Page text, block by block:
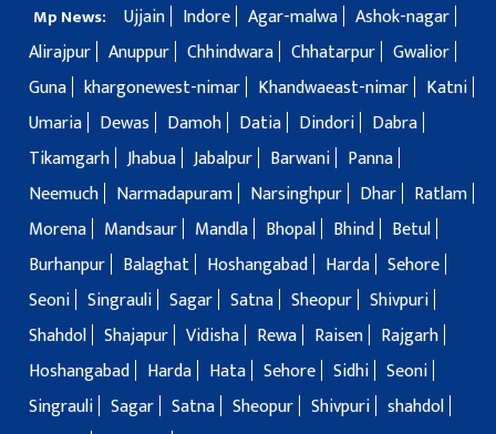
Mp News: Ujjain Indore Agar-malwa Ashok-nagar
Alirajpur Anuppur Chhindwara Chhatarpur Gwalior
Guna khargonewest-nimar Khandwaeast-nimar
Katni
Umaria
Dewas Damoh Datia Dindori
Dabra
Tikamgarh Jhabua Jabalpur Barwani
Panna
Neemuch
Narmadapuram Narsinghpur Dhar
Ratlam
Morena
Mandsaur Mandla Bhopal Bhind
Betul
Burhanpur
Balaghat Hoshangabad Harda Sehore
Seoni Singrauli Sagar Satna Sheopur Shivpuri
Shahdol Shajapur Vidisha Rewa Raisen
Rajgarh
Hoshangabad
Harda Hata Sehore Sidhi Seoni
Singrauli Sagar Satna Sheopur Shivpuri shahdol